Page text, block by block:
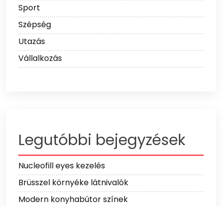
Sport
Szépség
Utazás
Vállalkozás
Legutóbbi bejegyzések
Nucleofill eyes kezelés
Brüsszel környéke látnivalók
Modern konyhabútor színek